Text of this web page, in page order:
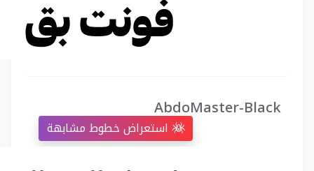
AbdoMaster-Black